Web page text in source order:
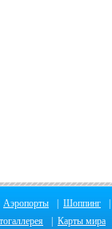
Аэропорты Шоппинг
Карты мира